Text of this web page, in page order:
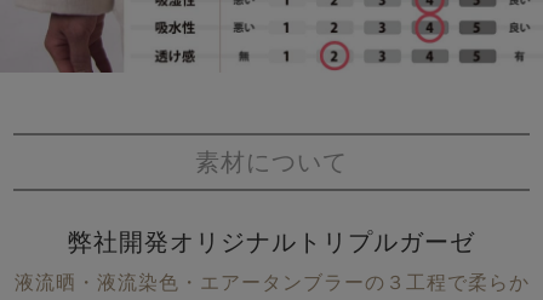
素材について
弊社開発オリジナルトリプルガーゼ
液流晒・液流染色・エアータンブラーの３工程で柔らか